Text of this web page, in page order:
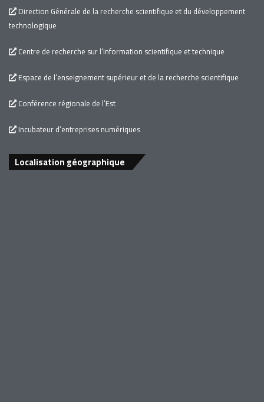
Direction Générale de la recherche scientifique et du développement
technologique
Centre de recherche sur l’information scientifique et technique
Espace de l’enseignement supérieur et de la recherche scientifique
Conférence régionale de l’Est
Incubateur d’entreprises numériques
Localisation géographique